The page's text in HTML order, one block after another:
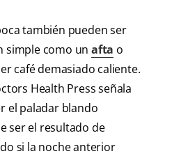
también pueden ser
simple como un afta o
café demasiado caliente.
Health Press señala
el paladar blando
ser el resultado de
si la noche anterior